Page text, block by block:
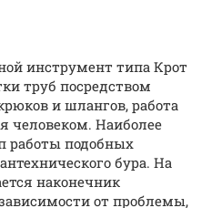
инструмент типа Крот
труб посредством
и шлангов, работа
человеком. Наиболее
работы подобных
бура. На
наконечник
от проблемы,